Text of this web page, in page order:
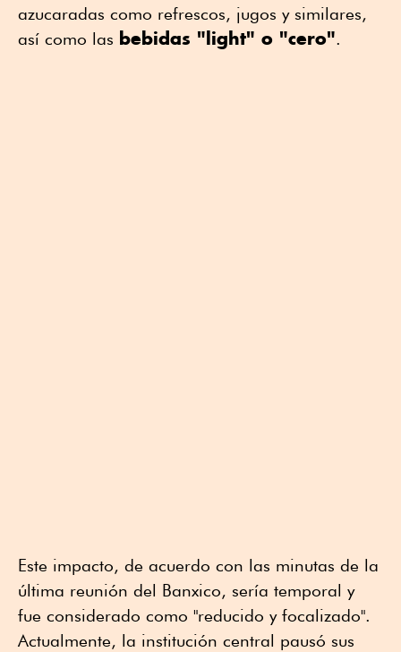
azucaradas como refrescos, jugos y similares,
así como las bebidas "light" o "cero".
Este impacto, de acuerdo con las minutas de la
última reunión del Banxico, sería temporal y
fue considerado como "reducido y focalizado".
Actualmente, la institución central pausó sus